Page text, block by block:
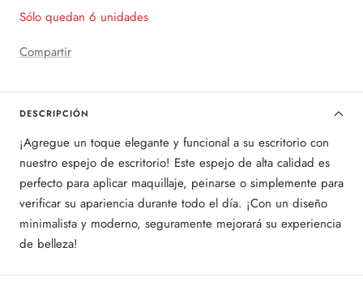
Sólo quedan 6 unidades
Compartir
DESCRIPCIÓN
¡Agregue un toque elegante y funcional a su escritorio con
nuestro espejo de escritorio! Este espejo de alta calidad es
perfecto para aplicar maquillaje, peinarse o simplemente para
verificar su apariencia durante todo el día. ¡Con un diseño
minimalista y moderno, seguramente mejorará su experiencia
de belleza!